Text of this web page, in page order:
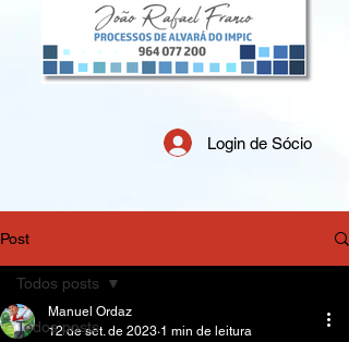
Login de Sócio
Post
Todos posts
Todos posts
Manuel Ordaz
12 de set. de 2023 1 min de leitura